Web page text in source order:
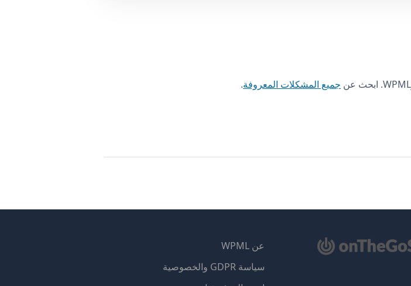
جميع المشكلات المعروفة.
عن WPML
سياسة GDPR والخصوصية